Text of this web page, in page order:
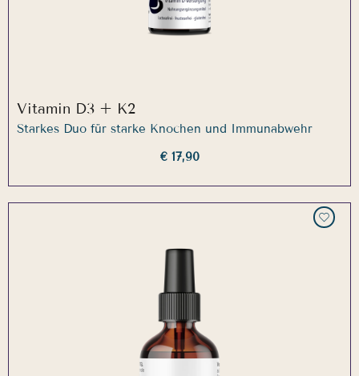
Vitamin D3 + K2
Starkes Duo für starke Knochen und Immunabwehr
€ 17,90